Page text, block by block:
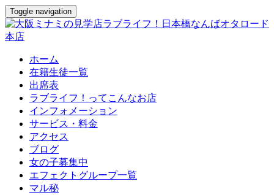
Toggle navigation
ホーム
在籍生徒一覧
出席表
ラブライフ！ってこんなお店
インフォメーション
サービス・料金
アクセス
ブログ
女の子募集中
エフェクトグループ一覧
マル秘